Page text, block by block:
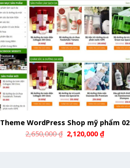
Theme WordPress Shop mỹ phẩm 02
2,650,000₫ 2,120,000₫